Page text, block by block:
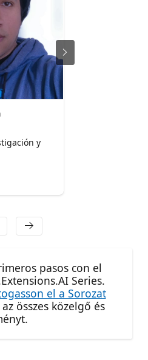
y
pasos con el
Series.
el a Sorozat
összes közelgő és